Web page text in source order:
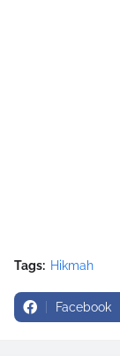
Tags: Hikmah
Facebook